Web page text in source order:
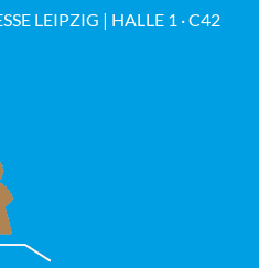
LEIPZIG | HALLE 1 · C42